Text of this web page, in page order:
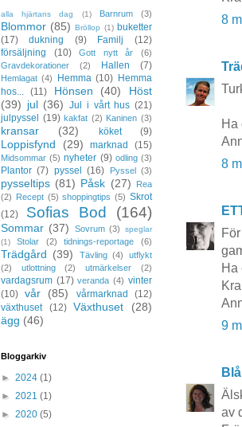
8
Ha
8
Ha
9
av
alla hjärtans dag (1) Barnrum (3)
Blommor (85) Bröllop (1) buketter
(17)
dukning (9) Familj
(12)
försäljning
(10) Gott nytt år
(6)
Gravdekorationer
(2) Hallen (7)
Hemlagat (4) Hemma (10) Hemma
hos...
(11) Hönsen (40)
Höst
(39) jul (36) Jul i vårt hus (21)
julpyssel
(19) kakfat (2) Kaninen (3)
kransar (32) köket (9)
Loppisfynd (29) marknad (15)
Midsommar (5) nyheter (9) odling (3)
Plantor (7) pyssel (16) Pyssel (3)
pysseltips (81) Påsk (27)
Rea
(2) Recept (5) shoppingtips (5) Skrot
(12)
Sofias Bod (164)
Sommar (37) Sovrum (3)
speglar
(1)
Stolar (2) tidnings-reportage (6)
Trädgård (39) Tävling (4)
utflykt
(2)
utlottning (2) utmärkelser (2)
vardagsrum (17) veranda (4) vinter
(10) vår (85) vårmarknad
(12)
växthuset
(12) Växthuset
(28)
ägg (46)
Bloggarkiv
► 2024 (1)
► 2021 (1)
► 2020 (5)